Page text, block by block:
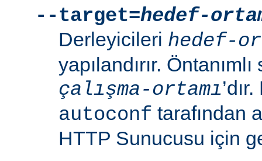
--target=hedef-
Derleyicileri hedef-
yapılandırır.
çalışma-ortamı
autoconf tarafından
HTTP Sunucusu için